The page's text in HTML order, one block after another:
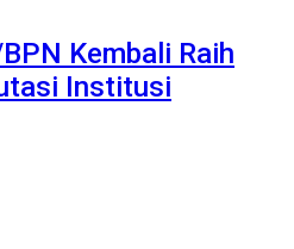
Kembali Raih
Institusi